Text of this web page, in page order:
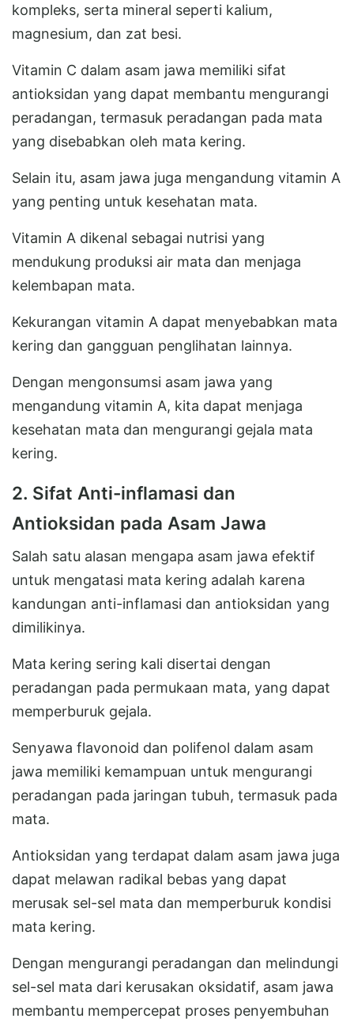
kompleks, serta mineral seperti kalium,
magnesium, dan zat besi.
Vitamin C dalam asam jawa memiliki sifat
antioksidan yang dapat membantu mengurangi
peradangan, termasuk peradangan pada mata
yang disebabkan oleh mata kering.
Selain itu, asam jawa juga mengandung vitamin A
yang penting untuk kesehatan mata.
Vitamin A dikenal sebagai nutrisi yang
mendukung produksi air mata dan menjaga
kelembapan mata.
Kekurangan vitamin A dapat menyebabkan mata
kering dan gangguan penglihatan lainnya.
Dengan mengonsumsi asam jawa yang
mengandung vitamin A, kita dapat menjaga
kesehatan mata dan mengurangi gejala mata
kering.
2. Sifat Anti-inflamasi dan
Antioksidan pada Asam Jawa
Salah satu alasan mengapa asam jawa efektif
untuk mengatasi mata kering adalah karena
kandungan anti-inflamasi dan antioksidan yang
dimilikinya.
Mata kering sering kali disertai dengan
peradangan pada permukaan mata, yang dapat
memperburuk gejala.
Senyawa flavonoid dan polifenol dalam asam
jawa memiliki kemampuan untuk mengurangi
peradangan pada jaringan tubuh, termasuk pada
mata.
Antioksidan yang terdapat dalam asam jawa juga
dapat melawan radikal bebas yang dapat
merusak sel-sel mata dan memperburuk kondisi
mata kering.
Dengan mengurangi peradangan dan melindungi
sel-sel mata dari kerusakan oksidatif, asam jawa
membantu mempercepat proses penyembuhan